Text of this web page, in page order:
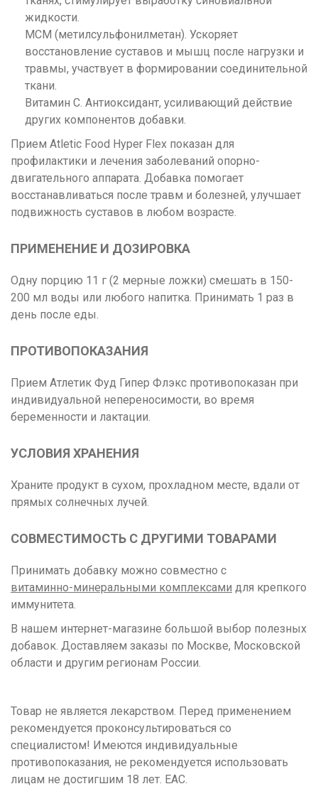
жидкости.
МСМ (метилсульфонилметан). Ускоряет
восстановление суставов и мышц после нагрузки и
травмы, участвует в формировании соединительной
ткани.
Витамин C. Антиоксидант, усиливающий действие
других компонентов добавки.
Прием Atletic Food Hyper Flex показан для
профилактики и лечения заболеваний опорно-
двигательного аппарата. Добавка помогает
восстанавливаться после травм и болезней, улучшает
подвижность суставов в любом возрасте.
ПРИМЕНЕНИЕ И ДОЗИРОВКА
Одну порцию 11 г (2 мерные ложки) смешать в 150-
200 мл воды или любого напитка. Принимать 1 раз в
день после еды.
ПРОТИВОПОКАЗАНИЯ
Прием Атлетик Фуд Гипер Флэкс противопоказан при
индивидуальной непереносимости, во время
беременности и лактации.
УСЛОВИЯ ХРАНЕНИЯ
Храните продукт в сухом, прохладном месте, вдали от
прямых солнечных лучей.
СОВМЕСТИМОСТЬ С ДРУГИМИ ТОВАРАМИ
Принимать добавку можно совместно с
витаминно-минеральными комплексами для крепкого
иммунитета.
В нашем интернет-магазине большой выбор полезных
добавок. Доставляем заказы по Москве, Московской
области и другим регионам России.
Товар не является лекарством. Перед применением
рекомендуется проконсультироваться со
специалистом! Имеются индивидуальные
противопоказания, не рекомендуется использовать
лицам не достигшим 18 лет. ЕАС.